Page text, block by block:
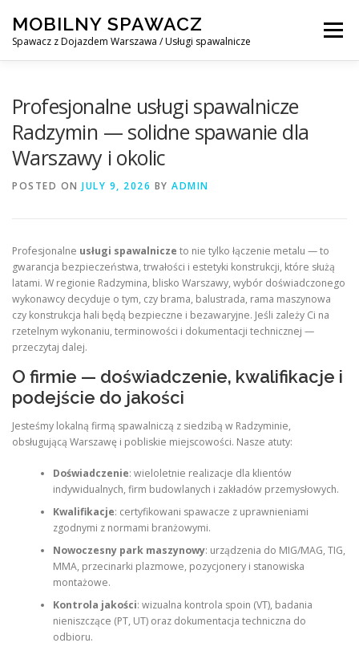
content
MOBILNY SPAWACZ
Spawacz z Dojazdem Warszawa / Usługi spawalnicze
Menu
KONTAKT
Profesjonalne usługi spawalnicze
Radzymin — solidne spawanie dla
Warszawy i okolic
POSTED ON JULY 9, 2026 BY ADMIN
Profesjonalne usługi spawalnicze to nie tylko łączenie metalu — to
gwarancja bezpieczeństwa, trwałości i estetyki konstrukcji, które służą
latami. W regionie Radzymina, blisko Warszawy, wybór doświadczonego
wykonawcy decyduje o tym, czy brama, balustrada, rama maszynowa
czy konstrukcja hali będą bezpieczne i bezawaryjne. Jeśli zależy Ci na
rzetelnym wykonaniu, terminowości i dokumentacji technicznej —
przeczytaj dalej.
O firmie — doświadczenie, kwalifikacje i
podejście do jakości
Jesteśmy lokalną firmą spawalniczą z siedzibą w Radzyminie,
obsługującą Warszawę i pobliskie miejscowości. Nasze atuty:
Doświadczenie: wieloletnie realizacje dla klientów
indywidualnych, firm budowlanych i zakładów przemysłowych.
Kwalifikacje: certyfikowani spawacze z uprawnieniami
zgodnymi z normami branżowymi.
Nowoczesny park maszynowy: urządzenia do MIG/MAG, TIG,
MMA, przecinarki plazmowe, pozycjonery i stanowiska
montażowe.
Kontrola jakości: wizualna kontrola spoin (VT), badania
nieniszczące (PT, UT) oraz dokumentacja techniczna do
odbioru.